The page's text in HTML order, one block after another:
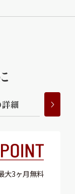
詳細
大3ヶ月無料